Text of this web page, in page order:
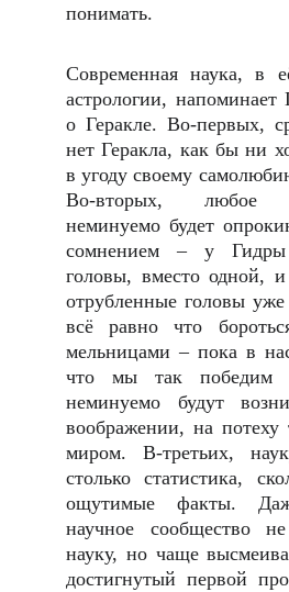
понимать.
Современная наука, в
астрологии,
о Геракле. Во-первых,
нет Геракла, как бы ни
в угоду своему
Во-вторых, любое
неминуемо будет
сомнением – у Гидры
головы, вместо одной,
отрубленные головы
всё равно что
мельницами – пока в
что мы так победим
неминуемо будут
воображении, на потеху
миром. В-третьих,
столько статистика,
ощутимые факты.
научное сообщество
науку, но чаще
достигнутый первой